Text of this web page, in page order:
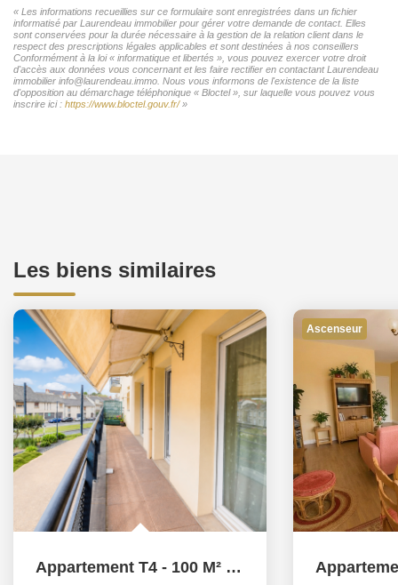
« Les informations recueillies sur ce formulaire sont enregistrées dans un fichier
informatisé par Laurendeau immobilier pour gérer votre demande de contact. Elles
sont conservées pour la durée nécessaire à la gestion de la relation client dans le
respect des prescriptions légales applicables et sont destinées à nos conseillers
Conformément à la loi « informatique et libertés », vous pouvez exercer votre droit
d'accès aux données vous concernant et les faire rectifier en contactant Laurendeau
immobilier info@laurendeau.immo. Nous vous informons de l'existence de la liste
d'opposition au démarchage téléphonique « Bloctel », sur laquelle vous pouvez vous
inscrire ici : https://www.bloctel.gouv.fr/»
Les biens similaires
Appartement T4 - 100 M² - Garage Box - PALAIS DE JUSTICE
Ascenseur